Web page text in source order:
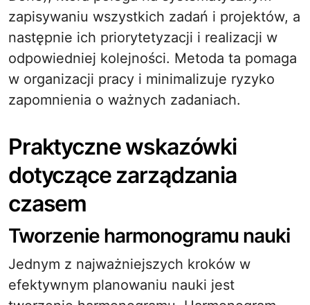
zapisywaniu wszystkich zadań i projektów, a
następnie ich priorytetyzacji i realizacji w
odpowiedniej kolejności. Metoda ta pomaga
w organizacji pracy i minimalizuje ryzyko
zapomnienia o ważnych zadaniach.
Praktyczne wskazówki
dotyczące zarządzania
czasem
Tworzenie harmonogramu nauki
Jednym z najważniejszych kroków w
efektywnym planowaniu nauki jest